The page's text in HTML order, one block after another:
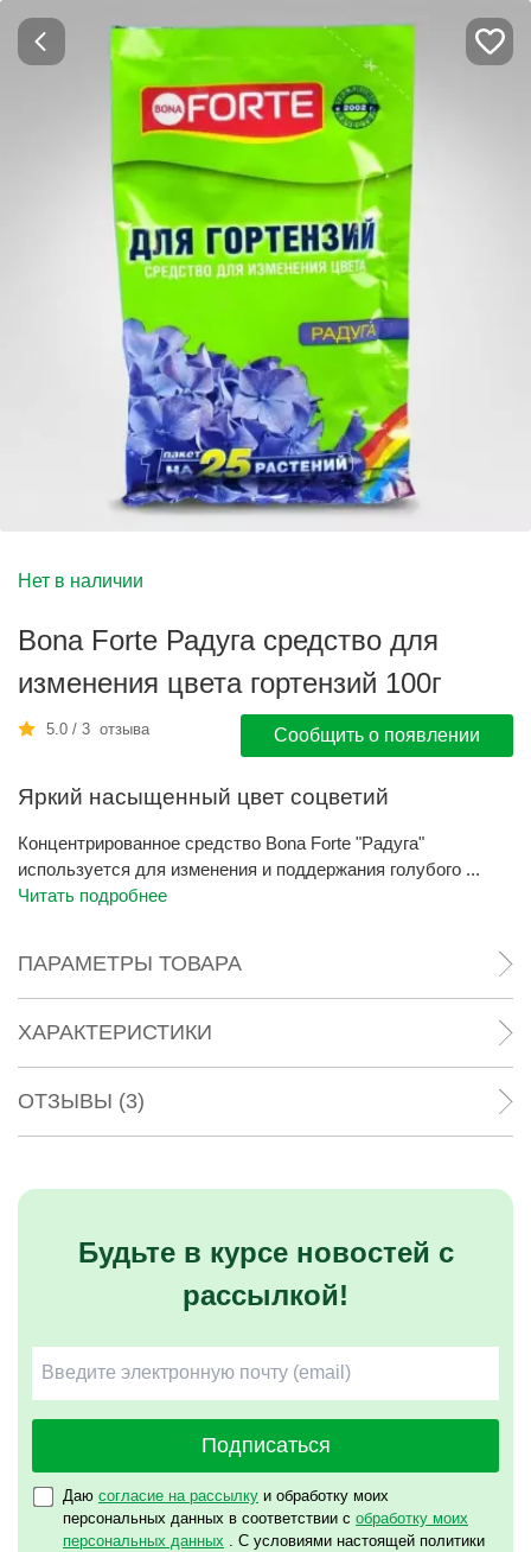
Нет в наличии
Bona Forte Радуга средство для
изменения цвета гортензий 100г
5.0 / 3 отзыва Сообщить о появлении
Яркий насыщенный цвет соцветий
Концентрированное средство Bona Forte "Радуга"
используется для изменения и поддержания голубого ...
Читать подробнее
ПАРАМЕТРЫ ТОВАРА
ХАРАКТЕРИСТИКИ
ОТЗЫВЫ (3)
Будьте в курсе новостей с
рассылкой!
Подписаться
Даю согласие на рассылку и обработку моих
персональных данных в соответствии с обработку моих
персональных данных . С условиями настоящей политики